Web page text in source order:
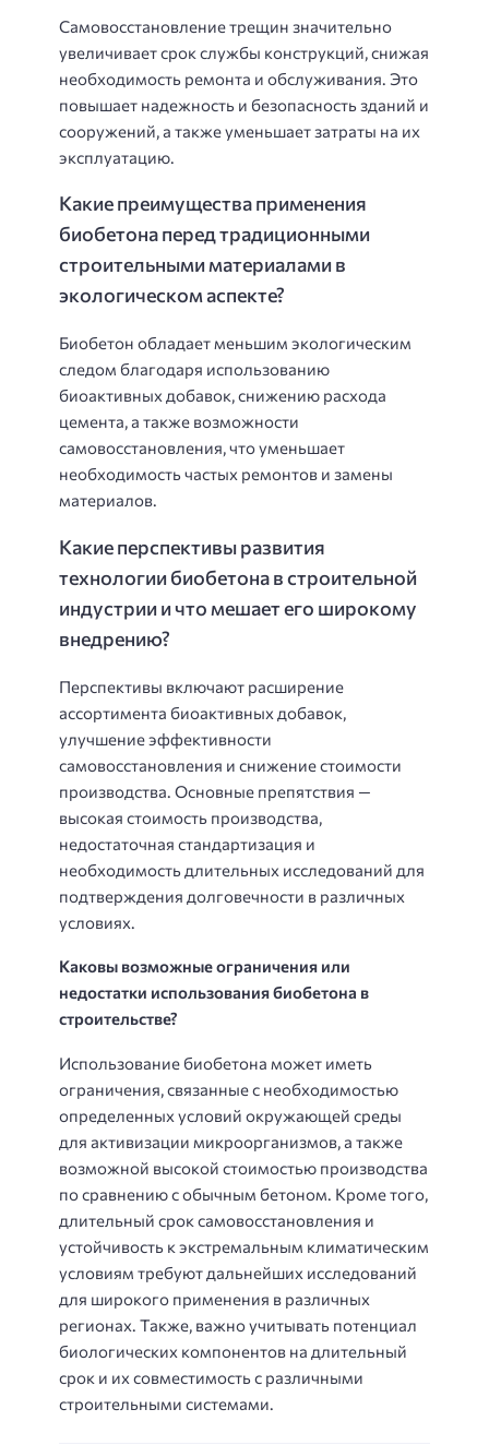
Самовосстановление трещин значительно
увеличивает срок службы конструкций, снижая
необходимость ремонта и обслуживания. Это
повышает надежность и безопасность зданий и
сооружений, а также уменьшает затраты на их
эксплуатацию.
Какие преимущества применения
биобетона перед традиционными
строительными материалами в
экологическом аспекте?
Биобетон обладает меньшим экологическим
следом благодаря использованию
биоактивных добавок, снижению расхода
цемента, а также возможности
самовосстановления, что уменьшает
необходимость частых ремонтов и замены
материалов.
Какие перспективы развития
технологии биобетона в строительной
индустрии и что мешает его широкому
внедрению?
Перспективы включают расширение
ассортимента биоактивных добавок,
улучшение эффективности
самовосстановления и снижение стоимости
производства. Основные препятствия —
высокая стоимость производства,
недостаточная стандартизация и
необходимость длительных исследований для
подтверждения долговечности в различных
условиях.
Каковы возможные ограничения или
недостатки использования биобетона в
строительстве?
Использование биобетона может иметь
ограничения, связанные с необходимостью
определенных условий окружающей среды
для активизации микроорганизмов, а также
возможной высокой стоимостью производства
по сравнению с обычным бетоном. Кроме того,
длительный срок самовосстановления и
устойчивость к экстремальным климатическим
условиям требуют дальнейших исследований
для широкого применения в различных
регионах. Также, важно учитывать потенциал
биологических компонентов на длительный
срок и их совместимость с различными
строительными системами.